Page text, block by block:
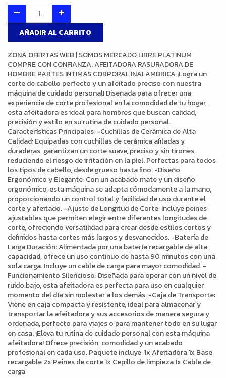
AÑADIR AL CARRITO
ZONA OFERTAS WEB | SOMOS MERCADO LIBRE PLATINUM
COMPRE CON CONFIANZA. AFEITADORA RASURADORA DE
HOMBRE PARTES INTIMAS CORPORAL INALAMBRICA ¡Logra un
corte de cabello perfecto y un afeitado preciso con nuestra
máquina de cuidado personal! Diseñada para ofrecer una
experiencia de corte profesional en la comodidad de tu hogar,
esta afeitadora es ideal para hombres que buscan calidad,
precisión y estilo en su rutina de cuidado personal.
Características Principales: -Cuchillas de Cerámica de Alta
Calidad: Equipadas con cuchillas de cerámica afiladas y
duraderas, garantizan un corte suave, preciso y sin tirones,
reduciendo el riesgo de irritación en la piel. Perfectas para todos
los tipos de cabello, desde grueso hasta fino. -Diseño
Ergonómico y Elegante: Con un acabado mate y un diseño
ergonómico, esta máquina se adapta cómodamente a la mano,
proporcionando un control total y facilidad de uso durante el
corte y afeitado. -Ajuste de Longitud de Corte: Incluye peines
ajustables que permiten elegir entre diferentes longitudes de
corte, ofreciendo versatilidad para crear desde estilos cortos y
definidos hasta cortes más largos y desvanecidos. -Batería de
Larga Duración: Alimentada por una batería recargable de alta
capacidad, ofrece un uso continuo de hasta 90 minutos con una
sola carga. Incluye un cable de carga para mayor comodidad. -
Funcionamiento Silencioso: Diseñada para operar con un nivel de
ruido bajo, esta afeitadora es perfecta para uso en cualquier
momento del día sin molestar a los demás. -Caja de Transporte:
Viene en caja compacta y resistente, ideal para almacenar y
transportar la afeitadora y sus accesorios de manera segura y
ordenada, perfecto para viajes o para mantener todo en su lugar
en casa. ¡Eleva tu rutina de cuidado personal con esta máquina
afeitadora! Ofrece precisión, comodidad y un acabado
profesional en cada uso. Paquete incluye: 1x Afeitadora 1x Base
recargable 2x Peines de corte 1x Cepillo de limpieza 1x Cable de
carga